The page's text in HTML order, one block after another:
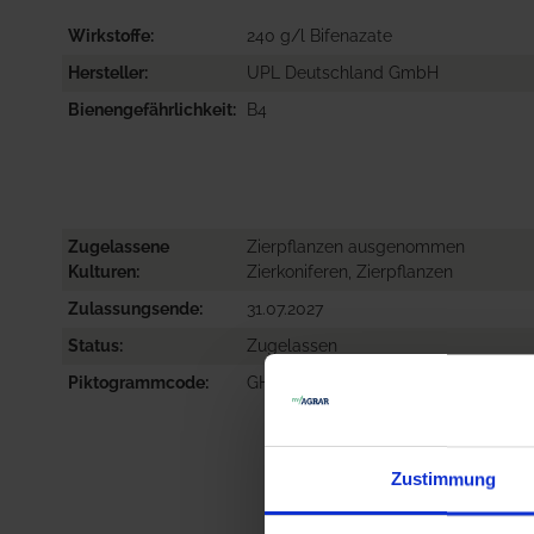
Zustimmung
Wirkstoffe 240 g/l Bifenazate
Hersteller
UPL Deutschland GmbH
Bienengefährlichkeit
B4
Zugelassene
Kulturen
Zierpflanzen ausgenommen
Zierkoniferen, Zierpflanzen
Zulassungsende 31.07.2027
Status
Zugelassen
Piktogrammcode
GHS07, GHS09